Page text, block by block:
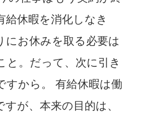
給休暇を消化しなき
にお休みを取る必要は
と。だって、次に引き
すから。 有給休暇は働
すが、本来の目的は、